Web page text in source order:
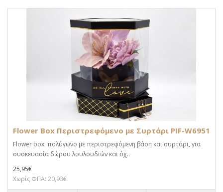
Flower Box Περιστρεφόμενο με Συρτάρι PIF-W6951
Flower box πολύγωνο με περιστρεφόμενη βάση και συρτάρι, για
συσκευασία δώρου λουλουδιών και όχ..
25,95€
Χωρίς ΦΠΑ: 20,93€